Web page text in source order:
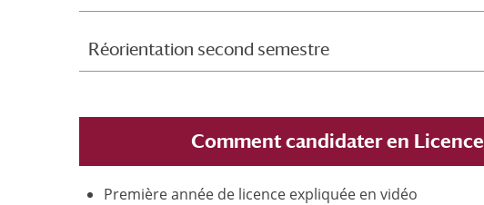
Réorientation second semestre
Comment candidater en Licence
Première année de licence expliquée en vidéo